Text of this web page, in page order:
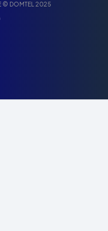
© DOMTEL 2025